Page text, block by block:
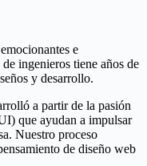
e
ingenieros tiene años de
y desarrollo.
a partir de la pasión
que ayudan a impulsar
Nuestro proceso
de diseño web